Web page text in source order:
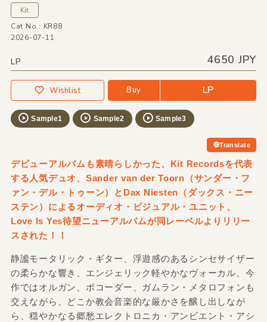
Kit
Cat No.: KR88
2026-07-11
LP 4650 JPY
Wishlist Buy LP
Sample1 Sample2 Sample3
Translate
デビューアルバムも素晴らしかった、Kit Recordsを代表
する人気デュオ、Sander van der Toorn（サンダー・フ
ァン・デル・トゥーン）とDax Niesten（ダックス・ニー
ステン）によるオーディオ・ビジュアル・ユニット、
Love Is Yes待望ニューアルバムが同レーベルよりリリー
スされた！！
静謐モータリック・ギター、浮遊感のあるシンセサイザー
の柔らかな響き、エンジェリック軽やかなヴォーカル、今
作ではオルガン、ボコーダー、ガムラン・メタロフォンも
交えながら、どこか教会音楽的な厳かさを醸し出しなが
ら、穏やかなる郷愁エレクトロニカ・アンビエント・アシ